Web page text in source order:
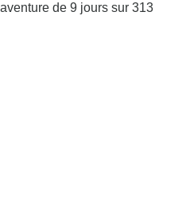
de 9 jours sur 313